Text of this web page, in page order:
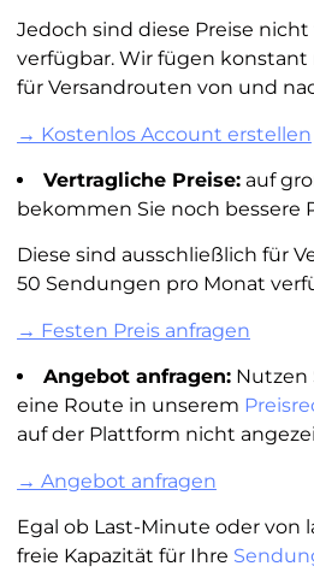
Jedoch sind diese Preise
verfügbar. Wir fügen
für Versandrouten von und
→ Kostenlos Account erstellen
Vertragliche Preise:auf
bekommen Sie noch bessere
Diese sind ausschließlich für
50 Sendungen pro Monat
→ Festen Preis anfragen
Angebot anfragen:Nutzen
eine Route in unserem
auf der Plattform nicht
→ Angebot anfragen
Egal ob Last-Minute oder von
freie Kapazität für Ihre